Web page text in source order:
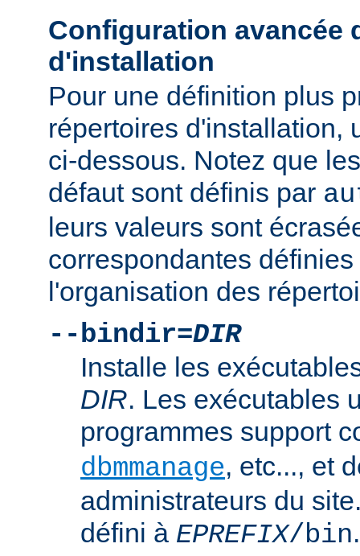
Configuration avancée
d'installation
Pour une définition plus
répertoires d'installation,
ci-dessous. Notez que
défaut sont définis par
leurs valeurs sont
correspondantes
l'organisation des
--bindir=DIR
Installe les
DIR. Les exécutables
programmes support
dbmmanage, etc..., et
administrateurs du
défini à EPREFIX/bin.